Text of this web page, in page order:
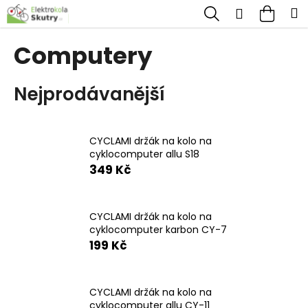
Přejít
na
obsah
Hledat
Computery
Nejprodávanější
CYCLAMI držák na kolo na
cyklocomputer allu S18
349 Kč
CYCLAMI držák na kolo na
cyklocomputer karbon CY-7
199 Kč
CYCLAMI držák na kolo na
cyklocomputer allu CY-11
K
o
o